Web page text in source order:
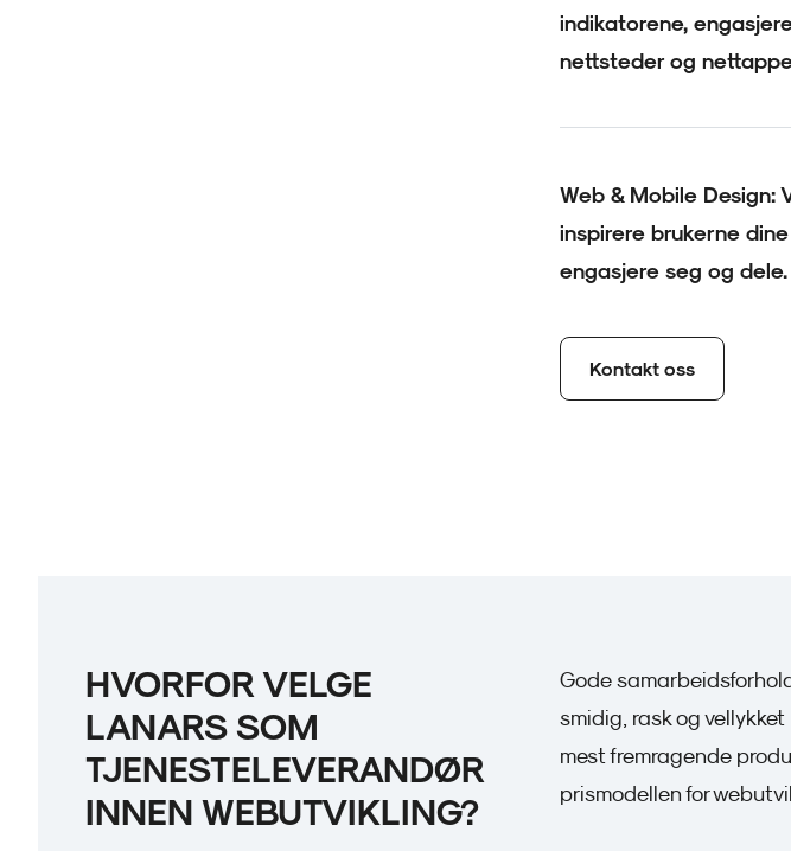
indikatorene,
nettsteder og
Web & Mobile Design:
inspirere brukerne
engasjere seg og dele.
Kontakt oss
HVORFOR VELGE
LANARS SOM
TJENESTELEVERANDØR
INNEN WEBUTVIKLING?
Gode
smidig, rask og
mest fremragende
prismodellen for